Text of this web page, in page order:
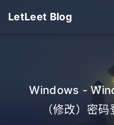
LetLeet Blog
Windows -
（修改）密